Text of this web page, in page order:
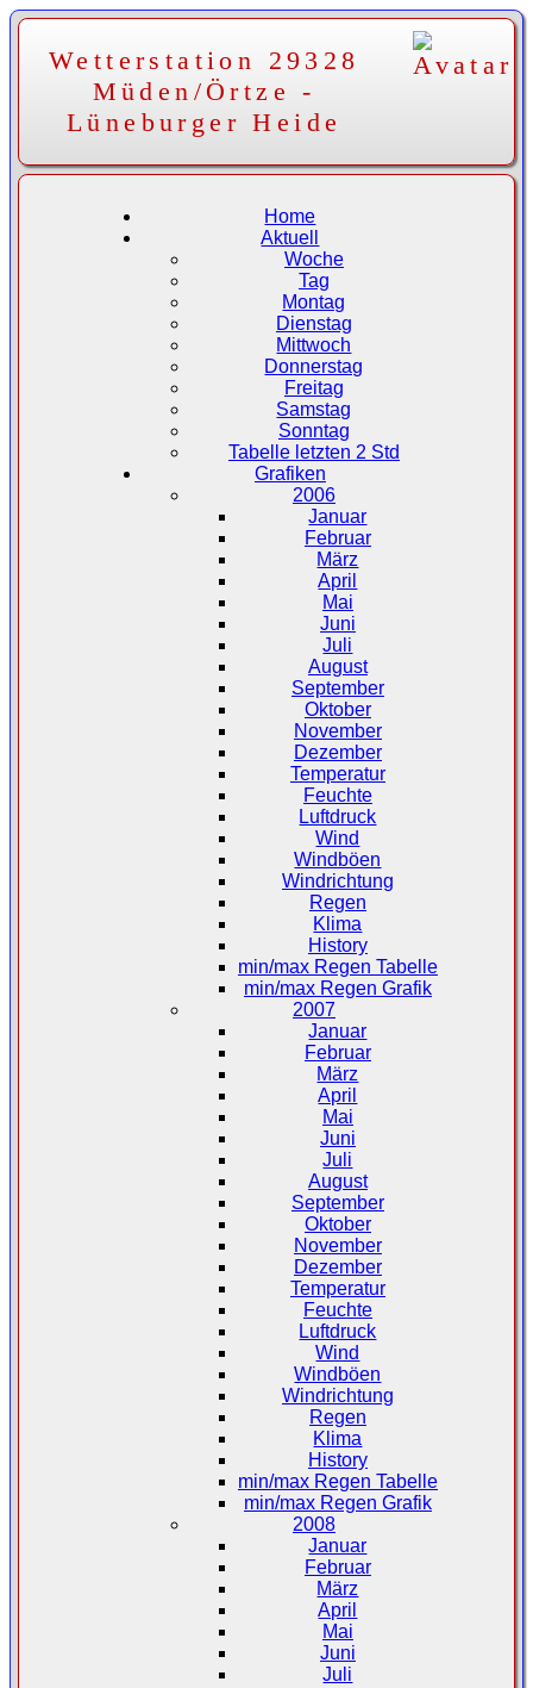
Wetterstation 29328
Müden/Örtze -
Lüneburger Heide
Home
Aktuell
Woche
Tag
Montag
Dienstag
Mittwoch
Donnerstag
Freitag
Samstag
Sonntag
Tabelle letzten 2 Std
Grafiken
2006
Januar
Februar
März
April
Mai
Juni
Juli
August
September
Oktober
November
Dezember
Temperatur
Feuchte
Luftdruck
Wind
Windböen
Windrichtung
Regen
Klima
History
min/max Regen Tabelle
min/max Regen Grafik
2007
Januar
Februar
März
April
Mai
Juni
Juli
August
September
Oktober
November
Dezember
Temperatur
Feuchte
Luftdruck
Wind
Windböen
Windrichtung
Regen
Klima
History
min/max Regen Tabelle
min/max Regen Grafik
2008
Januar
Februar
März
April
Mai
Juni
Juli